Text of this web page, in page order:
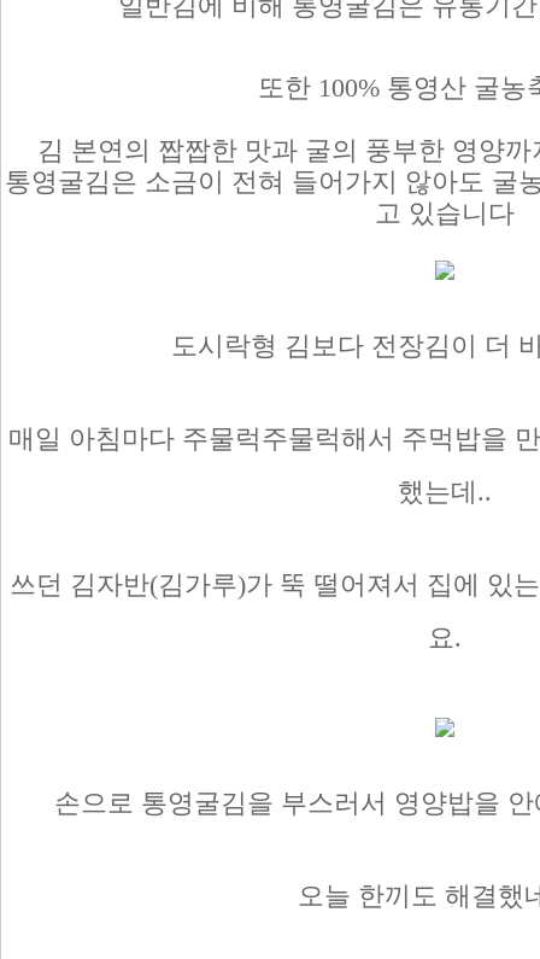
또한 100% 통영산 굴농
김 본연의 짭짭한 맛과 굴의 풍부한 영양
통영굴김은 소금이 전혀 들어가지 않아도 굴
고 있습니다
도시락형 김보다 전장김이 더
매일 아침마다 주물럭주물럭해서 주먹밥을
했는데..
쓰던 김자반(김가루)가 뚝 떨어져서 집에 있
요.
손으로 통영굴김을 부스러서 영양밥을
오늘 한끼도 해결했